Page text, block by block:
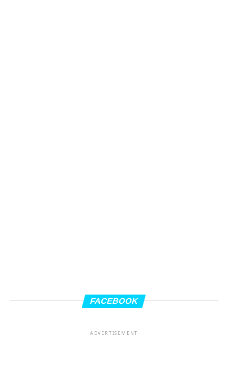
FACEBOOK
ADVERTISEMENT